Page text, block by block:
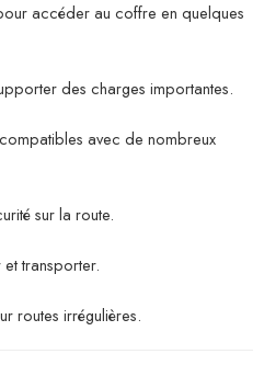
accéder au coffre en quelques
des charges importantes.
avec de nombreux
sur la route.
transporter.
routes irrégulières.